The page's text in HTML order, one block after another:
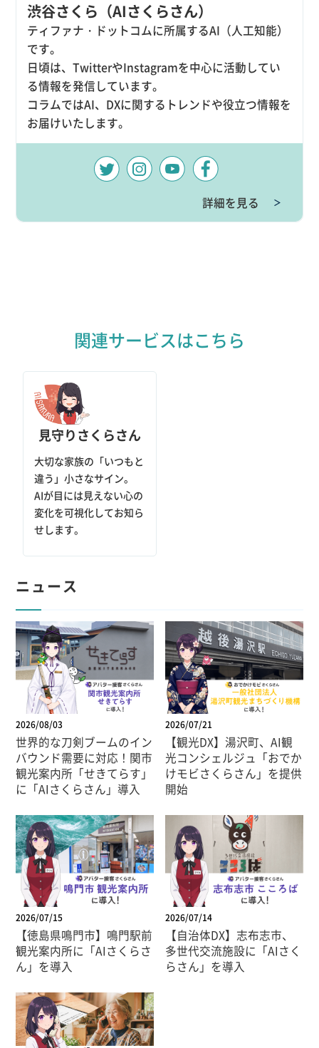
渋谷さくら（AIさくらさん）
ティファナ・ドットコムに所属するAI（人工知能）
です。
日頃は、TwitterやInstagramを中心に活動してい
る情報を発信しています。
コラムではAI、DXに関するトレンドや役立つ情報を
お届けいたします。
詳細を見る ＞
関連サービスはこちら
見守りさくらさん
大切な家族の「いつもと
違う」小さなサイン。
AIが目には見えない心の
変化を可視化してお知ら
せします。
ニュース
2026/08/03
世界的な刀剣ブームのイン
バウンド需要に対応！関市
観光案内所「せきてらす」
に「AIさくらさん」導入
2026/07/21
【観光DX】湯沢町、AI観
光コンシェルジュ「おでか
けモビさくらさん」を提供
開始
2026/07/15
【徳島県鳴門市】鳴門駅前
観光案内所に「AIさくらさ
ん」を導入
2026/07/14
【自治体DX】志布志市、
多世代交流施設に「AIさく
らさん」を導入